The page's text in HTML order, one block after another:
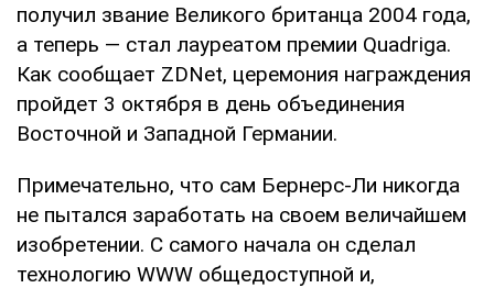
получил звание Великого британца 2004 года,
а теперь — стал лауреатом премии Quadriga.
Как сообщает ZDNet, церемония награждения
пройдет 3 октября в день объединения
Восточной и Западной Германии.
Примечательно, что сам Бернерс-Ли никогда
не пытался заработать на своем величайшем
изобретении. С самого начала он сделал
технологию WWW общедоступной и,